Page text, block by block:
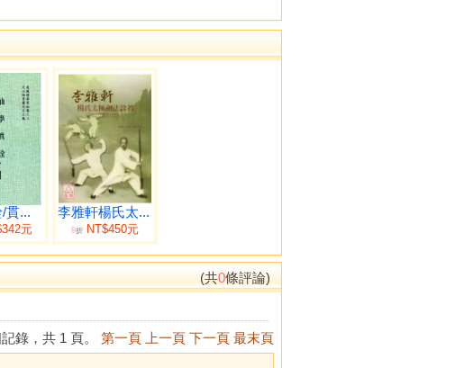
貫...
元
李雅軒楊氏太...
9折 NT$450元
(共0條評論)
錄，共 1 頁。 第一頁 上一頁 下一頁 最末頁